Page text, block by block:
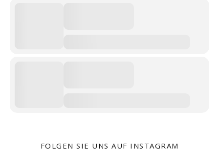
FOLGEN SIE UNS AUF INSTAGRAM